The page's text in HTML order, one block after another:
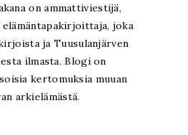
on ammattiviestijä,
joka
ja Tuusulanjärven
ilmasta. Blogi on
kertomuksia muuan
arkielämästä.